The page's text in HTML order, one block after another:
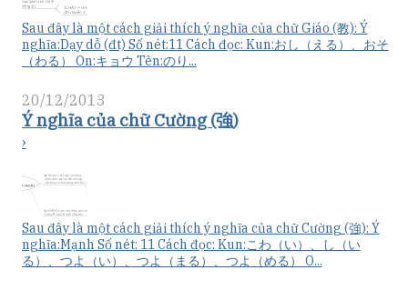
Sau đây là một cách giải thích ý nghĩa của chữ Giáo (教): Ý
nghĩa:Dạy dỗ (đt) Số nét:11 Cách đọc: Kun:おし（える）、おそ
（わる） On:キョウ Tên:のり...
20/12/2013
Ý nghĩa của chữ Cường (強)
›
Sau đây là một cách giải thích ý nghĩa của chữ Cường (強): Ý
nghĩa:Mạnh Số nét: 11 Cách đọc: Kun:こわ（い）、し（い
る）、つよ（い）、つよ（まる）、つよ（める） O...